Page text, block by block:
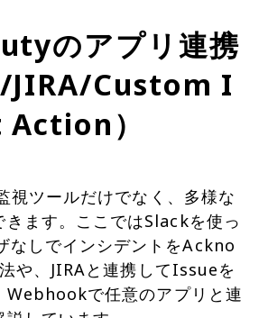
のアプリ連携
JIRA/Custom I
）
ツールだけでなく、多様な
きます。ここではSlackを使っ
なしでインシデントをAckno
や、JIRAと連携してIssueを
Webhookで任意のアプリと連